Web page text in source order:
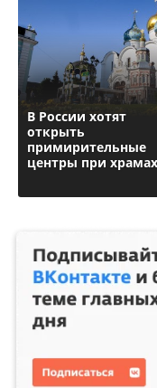
В России хотят
открыть
примирительные
центры при храмах